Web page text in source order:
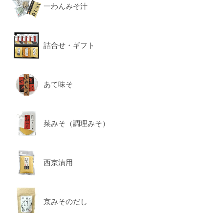
一わんみそ汁
詰合せ・ギフト
あて味そ
菜みそ（調理みそ）
西京漬用
京みそのだし